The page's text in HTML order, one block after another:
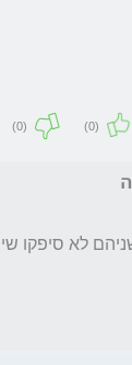
(0)
(0)